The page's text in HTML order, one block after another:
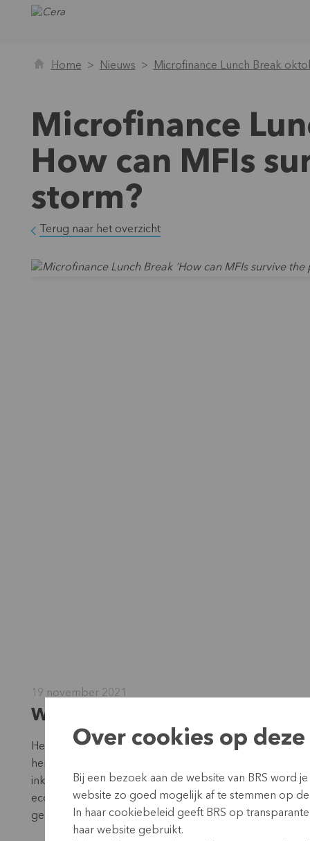
Home Nieuws Microfinance Lunch Break
Microfinance
How can MFIs
storm?
Terug naar het overzicht
19 november 2021
What will the recovery look
Het afgelopen anderhalf jaar was een moeilijke tijd
hen bedienen. Veel arme huishoudens - en vrouwen
inkomensdalingen als gevolg van lockdowns,
economische sectoren, zoals het toerisme. Dit heeft
geschiedenis van microfinanciering.
Over cookies op
Bij een bezoek aan de website van BRS word
website zo goed mogelijk af te stemmen op
In haar cookiebeleid geeft BRS op
haar website gebruikt.